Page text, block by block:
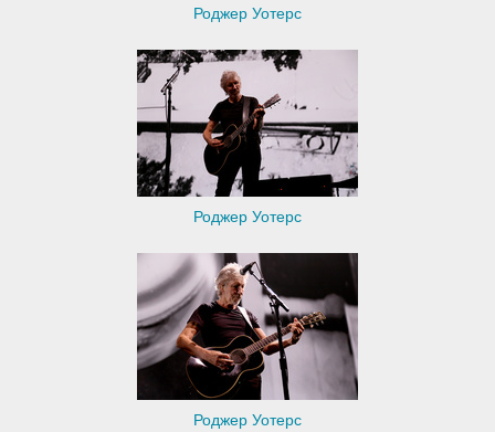
Роджер Уотерс
Роджер Уотерс
Роджер Уотерс